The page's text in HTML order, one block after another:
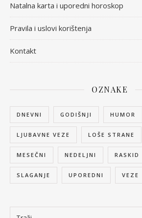
Natalna karta i uporedni horoskop
Pravila i uslovi korištenja
Kontakt
OZNAKE
DNEVNI GODIŠNJI HUMOR
LJUBAVNE VEZE LOŠE STRANE
MESEČNI NEDELJNI RASKID
SLAGANJE UPOREDNI VEZE